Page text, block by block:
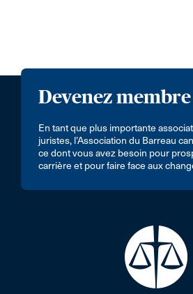
Devenez membre
En tant que plus importante
juristes, l’Association du Barreau
ce dont vous avez besoin pour
carrière et pour faire face aux